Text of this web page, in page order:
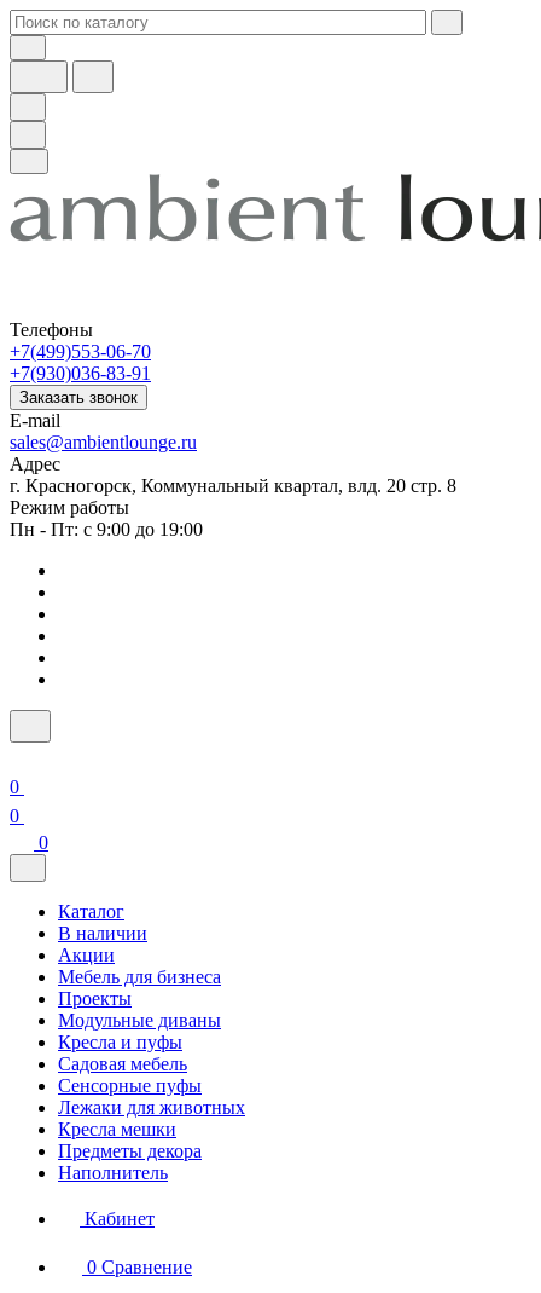
Телефоны
+7(499)553-06-70
+7(930)036-83-91
Заказать звонок
E-mail
sales@ambientlounge.ru
Адрес
г. Красногорск, Коммунальный квартал, влд. 20 стр. 8
Режим работы
Пн - Пт: с 9:00 до 19:00
0
0
0
Каталог
В наличии
Акции
Мебель для бизнеса
Проекты
Модульные диваны
Кресла и пуфы
Садовая мебель
Сенсорные пуфы
Лежаки для животных
Кресла мешки
Предметы декора
Наполнитель
Кабинет
0 Сравнение